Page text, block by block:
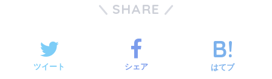
SHARE
ツイート シェア はてブ